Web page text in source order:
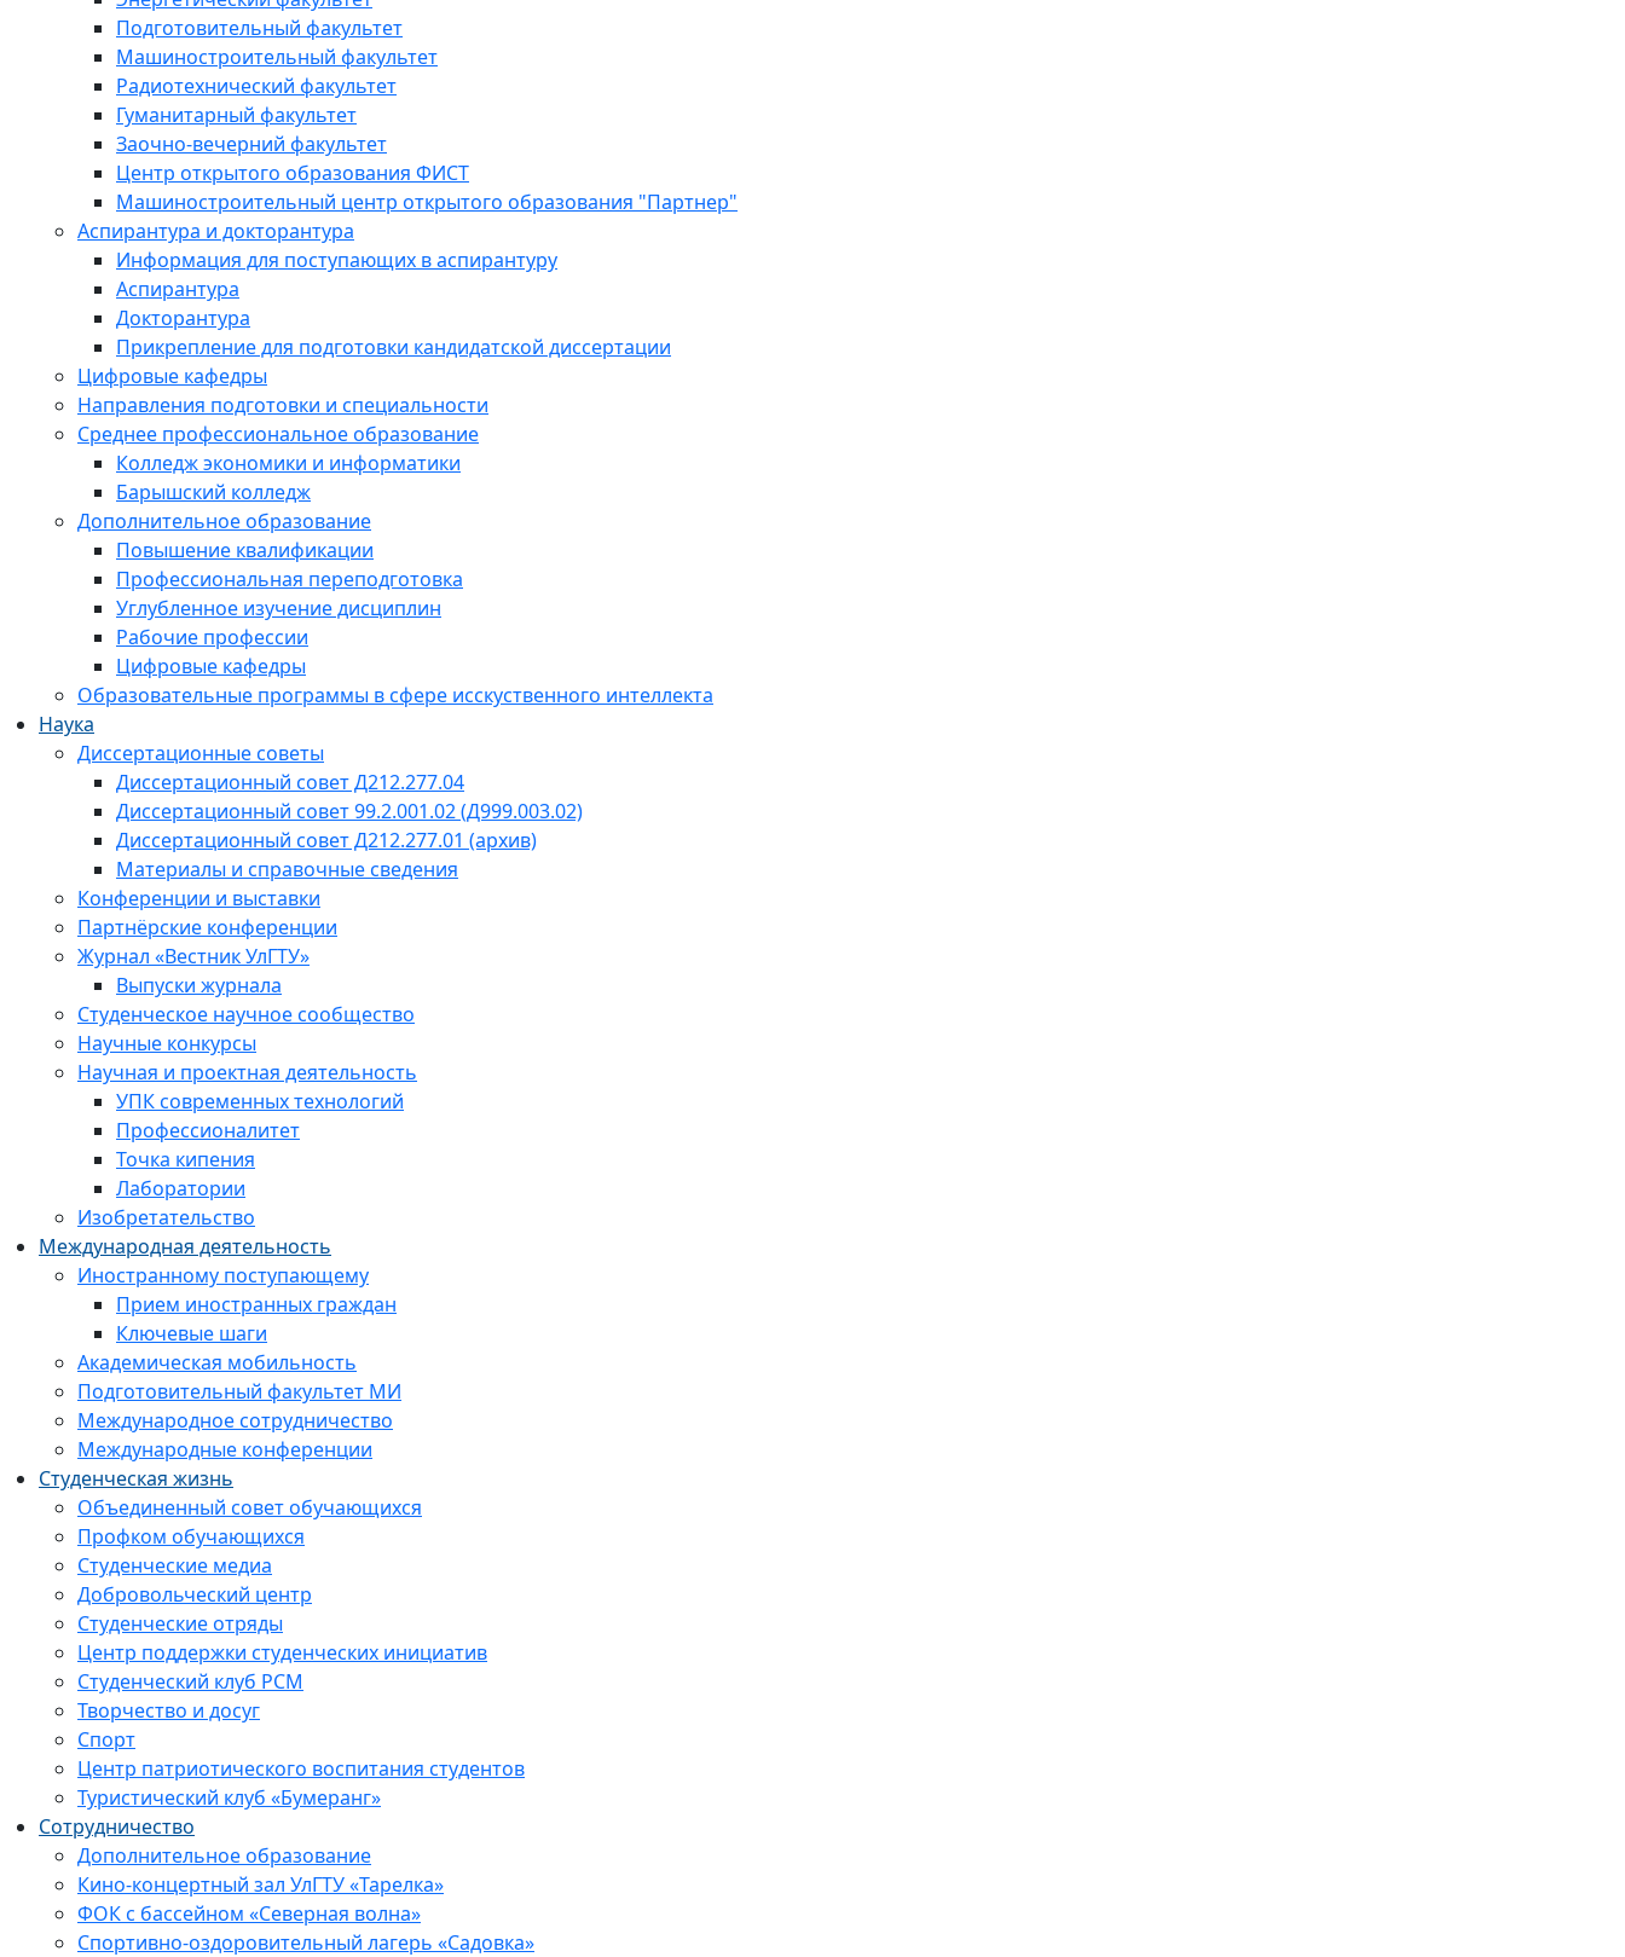
Подготовительный факультет
Машиностроительный факультет
Радиотехнический факультет
Гуманитарный факультет
Заочно-вечерний факультет
Центр открытого образования ФИСТ
Машиностроительный центр открытого образования "Партнер"
Аспирантура и докторантура
Информация для поступающих в аспирантуру
Аспирантура
Докторантура
Прикрепление для подготовки кандидатской диссертации
Цифровые кафедры
Направления подготовки и специальности
Среднее профессиональное образование
Колледж экономики и информатики
Барышский колледж
Дополнительное образование
Повышение квалификации
Профессиональная переподготовка
Углубленное изучение дисциплин
Рабочие профессии
Цифровые кафедры
Образовательные программы в сфере исскуственного интеллекта
Наука
Диссертационные советы
Диссертационный совет Д212.277.04
Диссертационный совет 99.2.001.02 (Д999.003.02)
Диссертационный совет Д212.277.01 (архив)
Материалы и справочные сведения
Конференции и выставки
Партнёрские конференции
Журнал «Вестник УлГТУ»
Выпуски журнала
Студенческое научное сообщество
Научные конкурсы
Научная и проектная деятельность
УПК современных технологий
Профессионалитет
Точка кипения
Лаборатории
Изобретательство
Международная деятельность
Иностранному поступающему
Прием иностранных граждан
Ключевые шаги
Академическая мобильность
Подготовительный факультет МИ
Международное сотрудничество
Международные конференции
Студенческая жизнь
Объединенный совет обучающихся
Профком обучающихся
Студенческие медиа
Добровольческий центр
Студенческие отряды
Центр поддержки студенческих инициатив
Студенческий клуб РСМ
Творчество и досуг
Спорт
Центр патриотического воспитания студентов
Туристический клуб «Бумеранг»
Сотрудничество
Дополнительное образование
Кино-концертный зал УлГТУ «Тарелка»
ФОК с бассейном «Северная волна»
Спортивно-оздоровительный лагерь «Садовка»